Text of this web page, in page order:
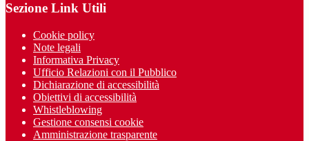
Sezione Link Utili
Cookie policy
Note legali
Informativa Privacy
Ufficio Relazioni con il Pubblico
Dichiarazione di accessibilità
Obiettivi di accessibilità
Whistleblowing
Gestione consensi cookie
Amministrazione trasparente